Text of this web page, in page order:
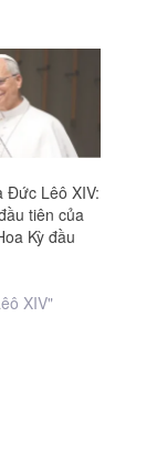
Đức Lêô XIV:
tiên của
Kỳ đầu
XIV"